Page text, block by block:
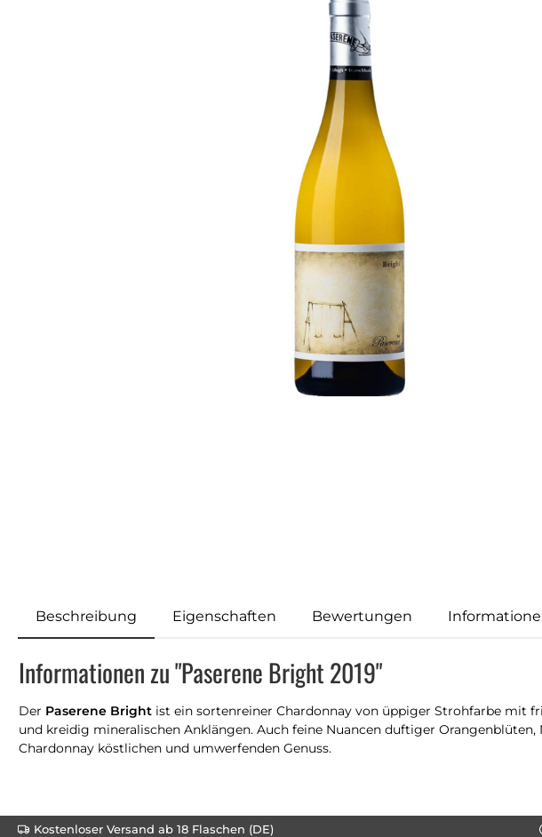
Beschreibung Eigenschaften Bewertungen
Informationen zu "Paserene Bright 2019"
Der Paserene Bright ist ein sortenreiner Chardonnay von üppiger Strohfarbe mit
und kreidig mineralischen Anklängen. Auch feine Nuancen duftiger
Chardonnay köstlichen und umwerfenden Genuss.
Kostenloser Versand ab 18 Flaschen (DE)